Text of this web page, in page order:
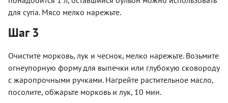
для супа. Мясо мелко нарежьте.
Шаг 3
Очистите морковь, лук и чеснок, мелко нарежьте. Возьмите
огнеупорную форму для выпечки или глубокую сковороду
с жаропрочными ручками. Нагрейте растительное масло,
посолите, обжарьте морковь и лук, 10 мин.